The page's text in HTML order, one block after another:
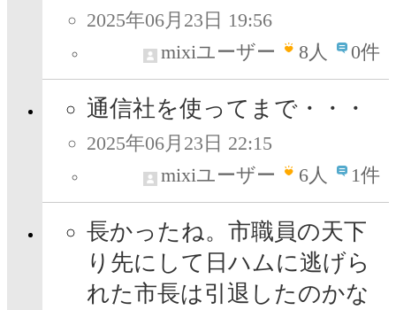
2025年06月23日 19:56
mixiユーザー
8人 0件
通信社を使ってまで・・・
2025年06月23日 22:15
mixiユーザー
6人 1件
長かったね。市職員の天下
り先にして日ハムに逃げら
れた市長は引退したのかな